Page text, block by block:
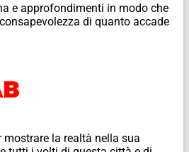
e approfondimenti in modo che
di quanto accade
la realtà nella sua